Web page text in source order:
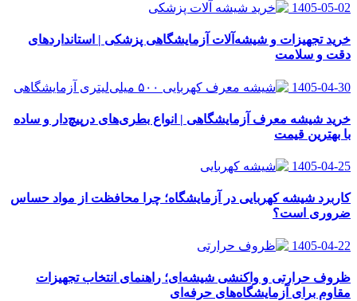
1405-05-02
خرید تجهیزات و شیشه‌آلات آزمایشگاهی پزشکی | استانداردهای
دقت و سلامت
1405-04-30
خرید شیشه معرف آزمایشگاهی | انواع بطری‌های در‌پیچ‌دار و ساده
با بهترین قیمت
1405-04-25
کاربرد شیشه کهربایی در آزمایشگاه؛ چرا محافظت از مواد حساس
ضروری است؟
1405-04-22
ظروف حرارتی و واکنشی شیشه‌ای؛ راهنمای انتخاب تجهیزات
مقاوم برای آزمایشگاه‌های حرفه‌ای